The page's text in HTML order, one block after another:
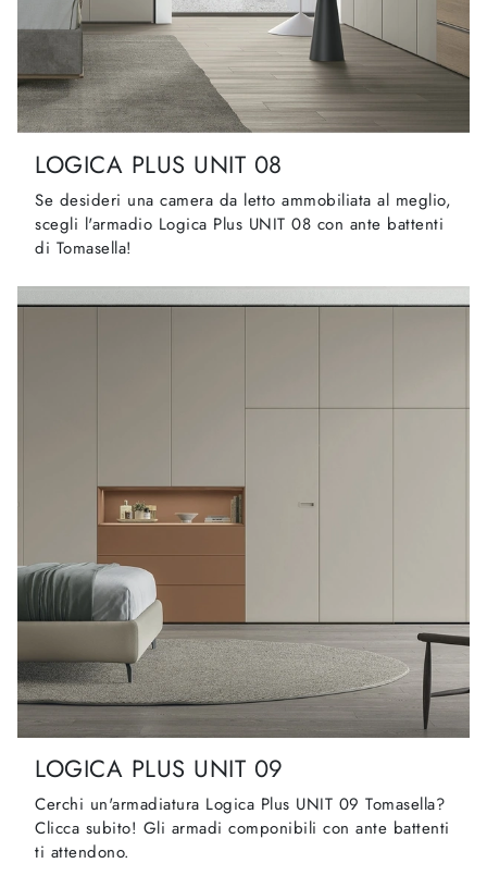
LOGICA PLUS UNIT 08
Se desideri una camera da letto ammobiliata al meglio,
scegli l'armadio Logica Plus UNIT 08 con ante battenti
di Tomasella!
LOGICA PLUS UNIT 09
Cerchi un'armadiatura Logica Plus UNIT 09 Tomasella?
Clicca subito! Gli armadi componibili con ante battenti
ti attendono.